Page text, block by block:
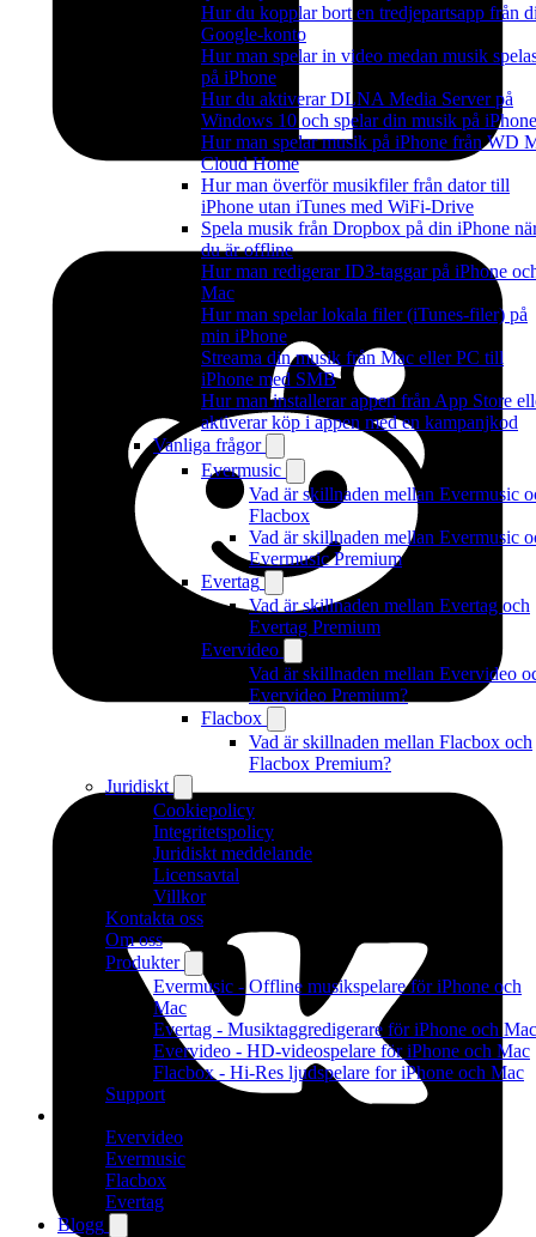
Hur du kopplar bort en tredjepartsapp från
Google-konto
Hur man spelar in video medan musik
på iPhone
Hur du aktiverar DLNA Media Server på
Windows 10 och spelar din musik på iPhone
Hur man spelar musik på iPhone från WD
Cloud Home
Hur man överför musikfiler från dator till
iPhone utan iTunes med WiFi-Drive
Spela musik från Dropbox på din iPhone
du är offline
Hur man redigerar ID3-taggar på iPhone
Mac
Hur man spelar lokala filer (iTunes-filer) på
min iPhone
Streama din musik från Mac eller PC till
iPhone med SMB
Hur man installerar appen från App Store
aktiverar köp i appen med en kampanjkod
Vanliga frågor
Evermusic
Vad är skillnaden mellan Evermusic
Flacbox
Vad är skillnaden mellan Evermusic
Evermusic Premium
Evertag
Vad är skillnaden mellan Evertag och
Evertag Premium
Evervideo
Vad är skillnaden mellan Evervideo
Evervideo Premium?
Flacbox
Vad är skillnaden mellan Flacbox och
Flacbox Premium?
Juridiskt
Cookiepolicy
Integritetspolicy
Juridiskt meddelande
Licensavtal
Villkor
Kontakta oss
Om oss
Produkter
Evermusic - Offline musikspelare för iPhone och
Mac
Evertag - Musiktaggredigerare för iPhone och Mac
Evervideo - HD-videospelare för iPhone och Mac
Flacbox - Hi-Res ljudspelare for iPhone och Mac
Support
Evervideo
Evermusic
Flacbox
Evertag
Blogg